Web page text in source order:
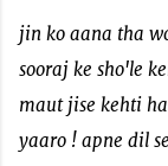
jin ko aana tha
sooraj ke sho'le
maut jise kehti
yaaro ! apne dil